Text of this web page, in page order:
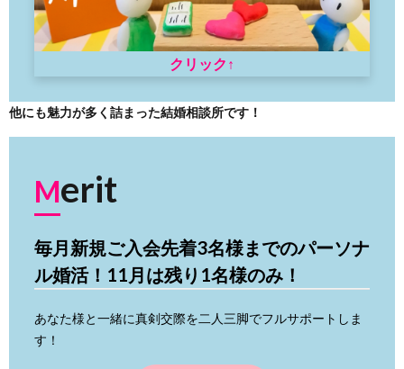
クリック↑
他にも魅力が多く詰まった結婚相談所です！
Merit
毎月新規ご入会先着3名様までのパーソナ
ル婚活！ 11月は残り1名様のみ！
あなた様と一緒に真剣交際を二人三脚でフルサポートしま
す！